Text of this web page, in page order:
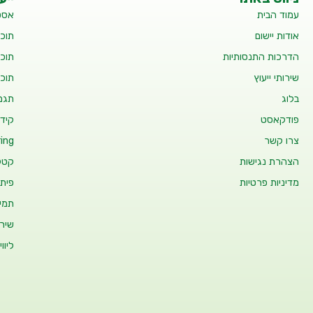
עמוד הבית
אודות יישום
הדרכות התנסותיות
שירותי ייעוץ
בלוג
פודקאסט
צרו קשר
הצהרת נגישות
מדיניות פרטיות